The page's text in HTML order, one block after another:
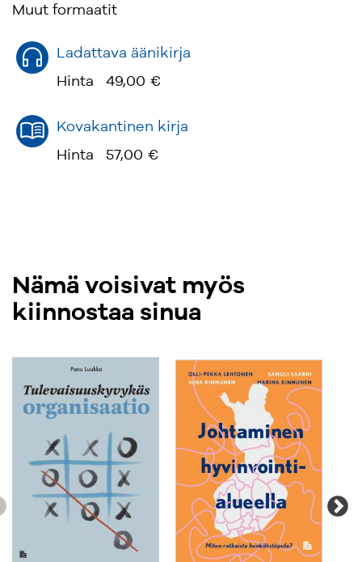
Muut formaatit
Ladattava äänikirja
Hinta
49,00 €
Kovakantinen kirja
Hinta
57,00 €
Nämä voisivat myös
kiinnostaa sinua